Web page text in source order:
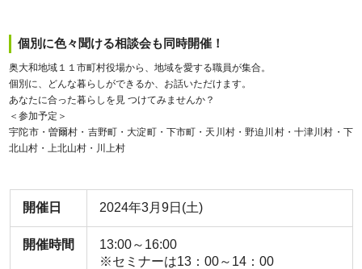
個別に色々聞ける相談会も同時開催！
奥大和地域１１市町村役場から、地域を愛する職員が集合。
個別に、どんな暮らしができるか、お話いただけます。
あなたに合った暮らしを見 つけてみませんか？
＜参加予定＞
宇陀市・曽爾村・吉野町・大淀町・下市町・天川村・野迫川村・十津川村・下
北山村・上北山村・川上村
開催日 2024年3月9日(土)
開催時間
13:00～16:00
※セミナーは13：00～14：00